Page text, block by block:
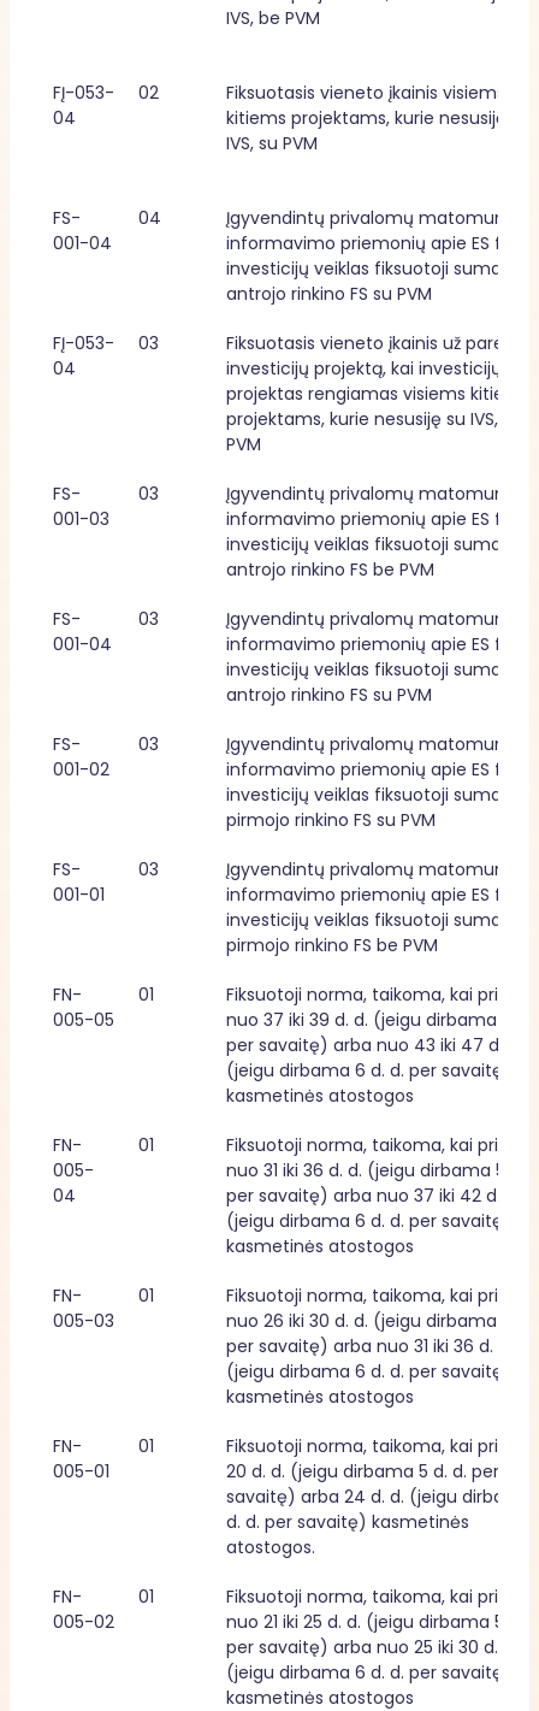
IVS, be PVM
FĮ-053-
04
02
Fiksuotasis vieneto įkainis visiems
kitiems projektams, kurie nesusiję su
IVS, su PVM
FS-
001-04
04
Įgyvendintų privalomų matomumo ir
informavimo priemonių apie ES
investicijų veiklas fiksuotoji suma,
antrojo rinkino FS su PVM
FĮ-053-
04
03
Fiksuotasis vieneto įkainis už
investicijų projektą, kai investicijų
projektas rengiamas visiems kitiems
projektams, kurie nesusiję su IVS, su
PVM
FS-
001-03
03
Įgyvendintų privalomų matomumo ir
informavimo priemonių apie ES
investicijų veiklas fiksuotoji suma,
antrojo rinkino FS be PVM
FS-
001-04
03
Įgyvendintų privalomų matomumo ir
informavimo priemonių apie ES
investicijų veiklas fiksuotoji suma,
antrojo rinkino FS su PVM
FS-
001-02
03
Įgyvendintų privalomų matomumo ir
informavimo priemonių apie ES
investicijų veiklas fiksuotoji suma,
pirmojo rinkino FS su PVM
FS-
001-01
03
Įgyvendintų privalomų matomumo ir
informavimo priemonių apie ES
investicijų veiklas fiksuotoji suma,
pirmojo rinkino FS be PVM
FN-
005-05
01
Fiksuotoji norma, taikoma, kai
nuo 37 iki 39 d. d. (jeigu dirbama 5 d.
per savaitę) arba nuo 43 iki 47 d. d.
(jeigu dirbama 6 d. d. per savaitę)
kasmetinės atostogos
FN-
005-
04
01
Fiksuotoji norma, taikoma, kai
nuo 31 iki 36 d. d. (jeigu dirbama 5 d.
per savaitę) arba nuo 37 iki 42 d. d.
(jeigu dirbama 6 d. d. per savaitę)
kasmetinės atostogos
FN-
005-03
01
Fiksuotoji norma, taikoma, kai
nuo 26 iki 30 d. d. (jeigu dirbama 5 d.
per savaitę) arba nuo 31 iki 36 d. d.
(jeigu dirbama 6 d. d. per savaitę)
kasmetinės atostogos
FN-
005-01
01
Fiksuotoji norma, taikoma, kai
20 d. d. (jeigu dirbama 5 d. d. per
savaitę) arba 24 d. d. (jeigu dirbama
d. d. per savaitę) kasmetinės
atostogos.
FN-
005-02
01
Fiksuotoji norma, taikoma, kai
nuo 21 iki 25 d. d. (jeigu dirbama 5 d.
per savaitę) arba nuo 25 iki 30 d. d.
(jeigu dirbama 6 d. d. per savaitę)
kasmetinės atostogos